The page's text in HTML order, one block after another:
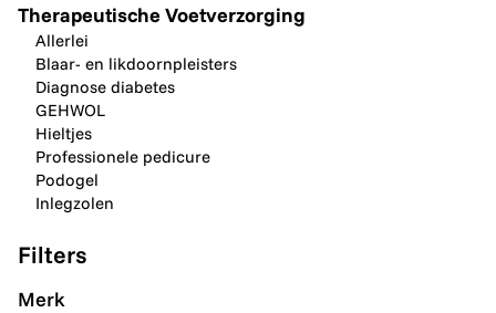
Therapeutische Voetverzorging
Allerlei
Blaar- en likdoornpleisters
Diagnose diabetes
GEHWOL
Hieltjes
Professionele pedicure
Podogel
Inlegzolen
Filters
Merk